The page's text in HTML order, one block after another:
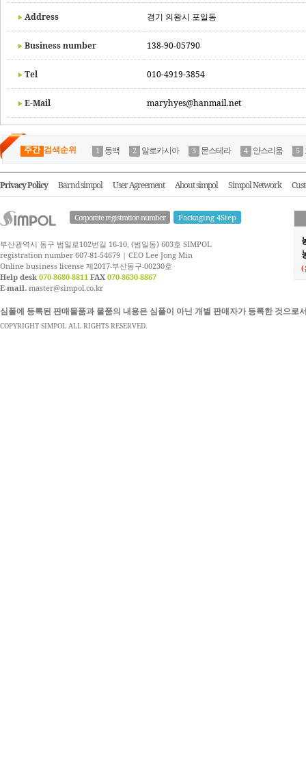
Address 경기 의왕시 포일동
Business number 138-90-05790
Tel 010-4919-3854
E-Mail maryhyes@hanmail.net
주간 검색순위 동백 알로카시아 몬스테라 안스리움
Privacy Policy Barnd simpol User Agreement About simpol Simpol Network
Corporate registration number Packaging 4Step
부산광역시 동구 범일로102번길 16-10, (범일동) 603호 SIMPOL
registration number 607-81-54679 | CEO Lee Jong Min
Online business license 제2017-부산동구-00230호
Help desk 070-8680-8811 FAX 070-8630-8867
E-mail. master@simpol.co.kr
(
심폴에 등록된 판매물품과 물품의 내용은 심폴이 아닌 개별 판매자가 등록한 것으
COPYRIGHT SIMPOL ALL RIGHTS RESERVED.